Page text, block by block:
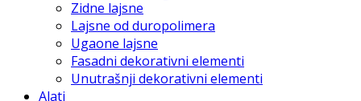
Zidne lajsne
Lajsne od duropolimera
Ugaone lajsne
Fasadni dekorativni elementi
Unutrašnji dekorativni elementi
Alati